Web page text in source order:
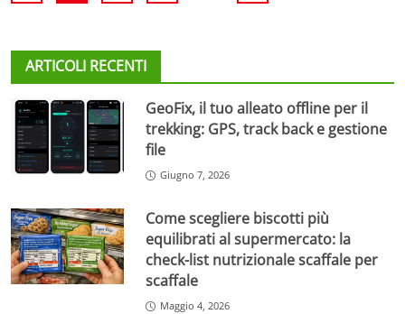
ARTICOLI RECENTI
GeoFix, il tuo alleato offline per il
trekking: GPS, track back e gestione
file
Giugno 7, 2026
Come scegliere biscotti più
equilibrati al supermercato: la
check-list nutrizionale scaffale per
scaffale
Maggio 4, 2026